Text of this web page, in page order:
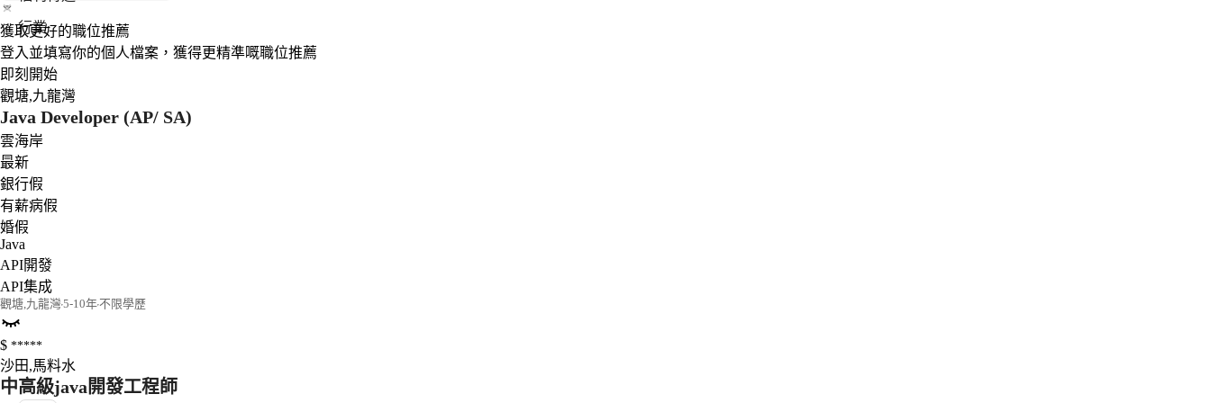
行業
獲取更好的職位推薦
登入並填寫你的個人檔案，獲得更精準嘅職位推薦
即刻開始
觀塘,九龍灣
雲海岸
最新
銀行假
有薪病假
婚假
Java
API開發
API集成
觀塘,九龍灣5-10年不限學歷
$ *****
沙田,馬料水
中高級java開發工程師